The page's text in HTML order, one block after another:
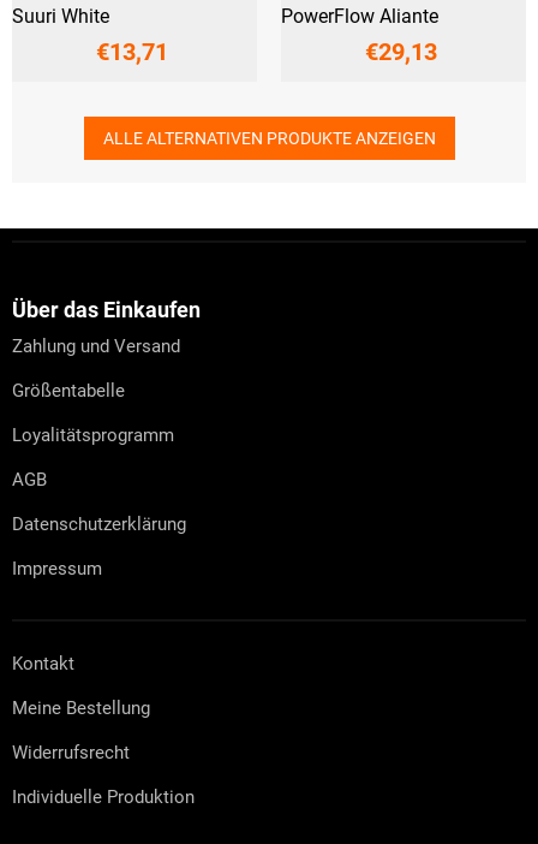
Suuri White
€13,71
PowerFlow Aliante
€29,13
ALLE ALTERNATIVEN PRODUKTE ANZEIGEN
Über das Einkaufen
Zahlung und Versand
Größentabelle
Loyalitätsprogramm
AGB
Datenschutzerklärung
Impressum
Kontakt
Meine Bestellung
Widerrufsrecht
Individuelle Produktion